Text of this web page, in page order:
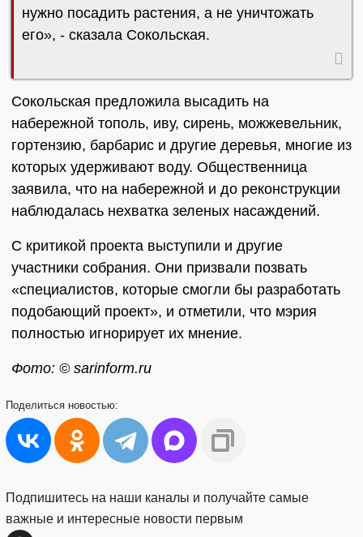
нужно посадить растения, а не уничтожать
его», - сказала Сокольская.
Сокольская предложила высадить на
набережной тополь, иву, сирень, можжевельник,
гортензию, барбарис и другие деревья, многие из
которых удерживают воду. Общественница
заявила, что на набережной и до реконструкции
наблюдалась нехватка зеленых насаждений.
С критикой проекта выступили и другие
участники собрания. Они призвали позвать
«специалистов, которые смогли бы разработать
подобающий проект», и отметили, что мэрия
полностью игнорирует их мнение.
Фото: © sarinform.ru
Поделиться новостью:
Подпишитесь на наши каналы и получайте самые
важные и интересные новости первым